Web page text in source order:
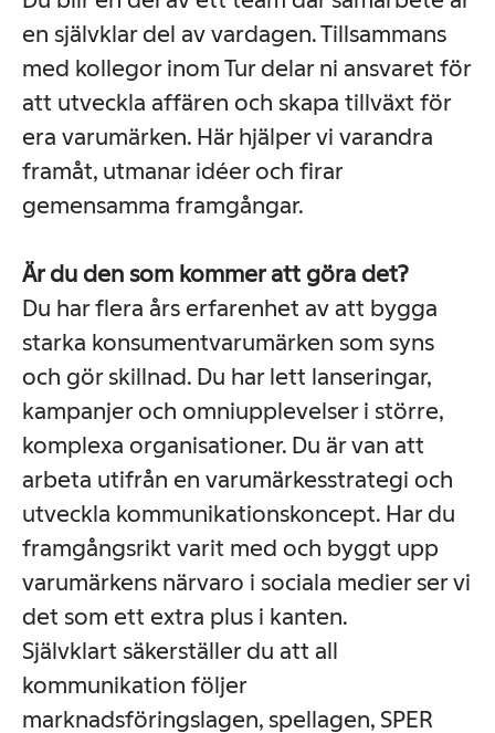
en självklar del av vardagen. Tillsammans
med kollegor inom Tur delar ni ansvaret för
att utveckla affären och skapa tillväxt för
era varumärken. Här hjälper vi varandra
framåt, utmanar idéer och firar
gemensamma framgångar.
Är du den som kommer att göra det?
Du har flera års erfarenhet av att bygga
starka konsumentvarumärken som syns
och gör skillnad. Du har lett lanseringar,
kampanjer och omniupplevelser i större,
komplexa organisationer. Du är van att
arbeta utifrån en varumärkesstrategi och
utveckla kommunikationskoncept. Har du
framgångsrikt varit med och byggt upp
varumärkens närvaro i sociala medier ser vi
det som ett extra plus i kanten.
Självklart säkerställer du att all
kommunikation följer
marknadsföringslagen, spellagen, SPER